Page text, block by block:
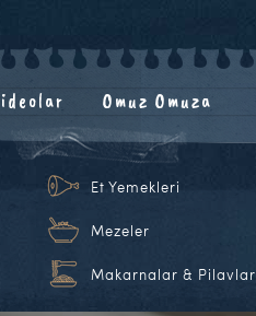
Omuz Omuza
Et Yemekleri
Mezeler
Makarnalar & Pilavlar